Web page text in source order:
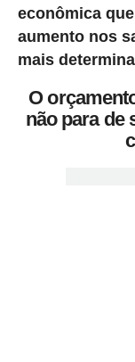
econômica
aumento nos
mais
O
não para de